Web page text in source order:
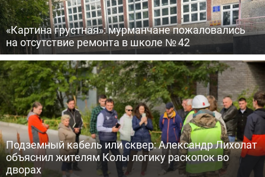
«Картина грустная»: мурманчане пожаловались
на отсутствие ремонта в школе № 42
Подземный кабель или сквер: Александр Лихолат
объяснил жителям Колы логику раскопок во
дворах